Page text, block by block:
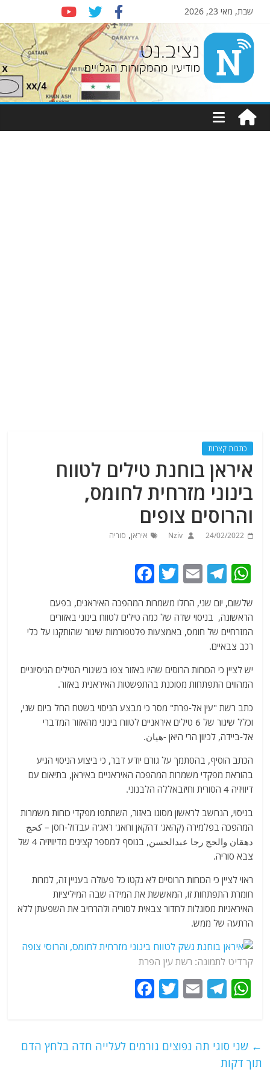
שבת, מאי 23, 2026
Nziv.net
מודיעין
מהמקורות
כתבות קצרות
איראן בוחנת טילים לטווח
בינוני מזרחית לחומס,
והרוסים צופים
24/02/2022
Nziv איראן, סוריה
W
at
s
A
p
p
T
e
g
m
E
m
ai
l
T
itt
er
c
e
o
o
k
שלשום, יום שני, החלו משמרות המהפכה האיראנים, בפעם
הראשונה, בניסוי שדה של כמה טילים לטווח בינוני באזורים
המזרחיים של חומס, באמצעות פלטפורמות שיגור שהותקנו על כלי
רכב צבאיים.
יש לציין כי הכוחות הרוסים שהיו באזור צפו בשיגורי הטילים הניסיוניים
המהווים התפתחות מסוכנת בהתפשטות האיראנית באזור.
כתב רשת "עין אל-פרת" מסר כי מבצע הניסוי בשטח החל ביום שני,
וכלל שיגור של 6 טילים איראניים לטווח בינוני מהאזור המדברי
אל-ביידה, לכיוון הרי היאן -هيان.
הכתב הוסיף, בהסתמך על גורם יודע דבר, כי ביצוע הניסוי הגיע
בהוראת מפקדי משמרות המהפכה האיראניים באיראן, בתיאום עם
דיוויזיה 4 הסורית וחיזבאללה הלבנוני.
בניסוי, הנחשב לראשון מסוגו באזור, השתתפו מפקדי כוחות משמרות
המהפכה בפלמירה (קהאג' דהקאן וחאג' ראג'ה עבדול-חסן – كحج
دهقان والحج رجا عبدالحسن, בנוסף למספר קצינים מדיוויזיה 4 של
צבא סוריה.
ראוי לציין כי הכוחות הרוסיים לא נקטו כל פעולה בעניין זה, למרות
חומרת התפתחות זו, המאששת את המידה שבה המיליציות
האיראניות מסוגלות לחדור צבאית לסוריה ולהרחיב את השפעתן ללא
הרתעה של ממש.
קרדיט לתמונה: רשת עין הפרת
W
s
A
T
g
E
l
T
er
e ← שני סוגי תה נפוצים גורמים לעלייה חדה בלחץ הדם
תוך דקות